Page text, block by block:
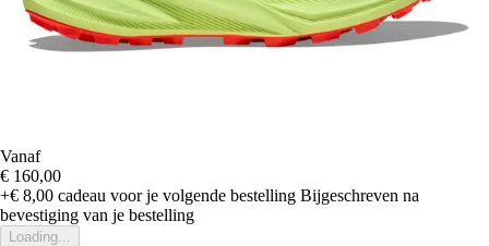
Vanaf
€ 160,00
+€ 8,00 cadeau voor je volgende bestelling Bijgeschreven na
bevestiging van je bestelling
Loading...